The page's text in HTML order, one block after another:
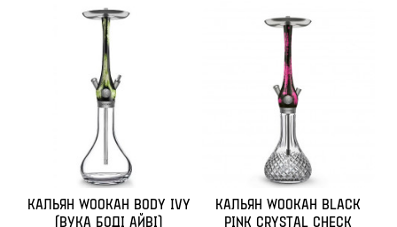
КАЛЬЯН WOOKAH BODY IVY
(ВУКА БОДІ АЙВІ)
КАЛЬЯН WOOKAH BLACK
PINK CRYSTAL CHECK